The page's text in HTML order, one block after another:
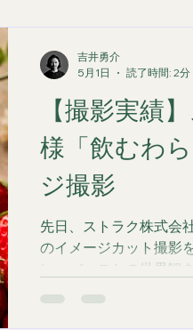
さの理由」を視覚から
やかなお野菜が代名詞
ほどまでに五感を刺激
——。その秘密は、丁
た。 今回は、単にお
調理の熱量やこだわり
した。 1. 素材そのも
ゴボウ、カボチャ、パ
べられた生野菜たちの
伝えるため、影の出方
【撮影実績
様「飲むわ
ジ撮影
先日、ストラク株式会
のイメージカット撮影
レーバーごとの世界観
吉井勇介
5月1日
読了時間: 2分